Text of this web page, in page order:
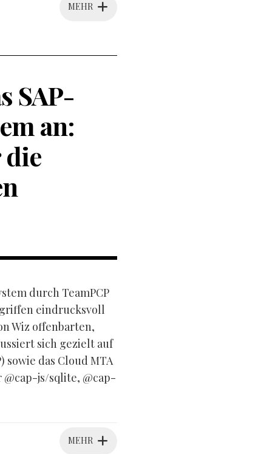
MEHR
SAP-
an:
durch TeamPCP
eindrucksvoll
Wiz offenbarten,
sich gezielt auf
sowie das Cloud MTA
js/sqlite, @cap-
MEHR